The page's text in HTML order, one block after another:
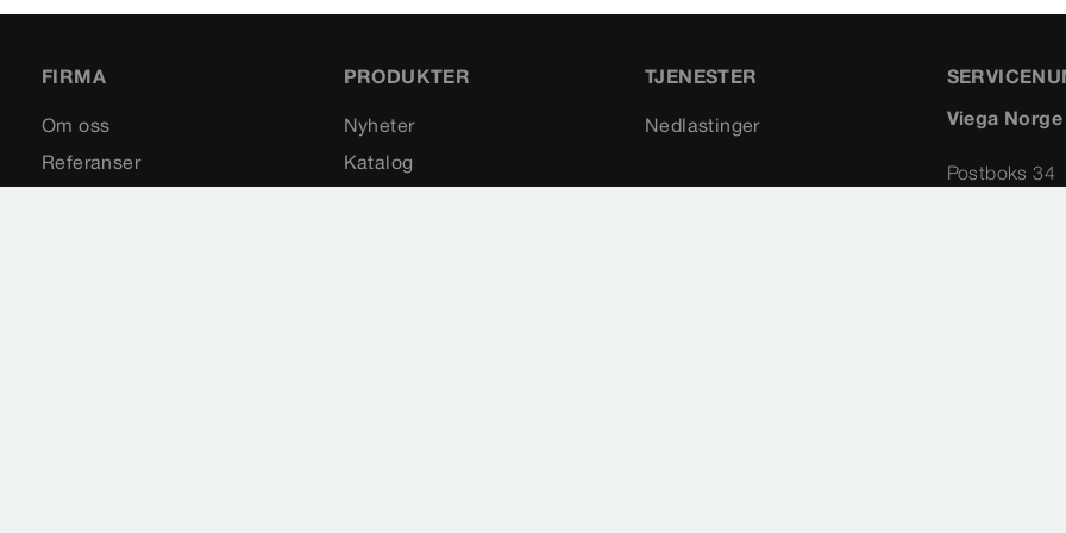
FIRMA
Om oss
Referanser
PRODUKTER
Nyheter
Katalog
TJENESTER
Nedlastinger
Viega Norge
Postboks 34